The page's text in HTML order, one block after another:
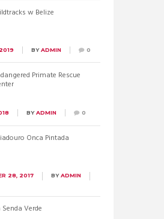
w Belize
BYADMIN 0
Primate Rescue
BYADMIN 0
Onca Pintada
28, 2017 BYADMIN
Senda Verde